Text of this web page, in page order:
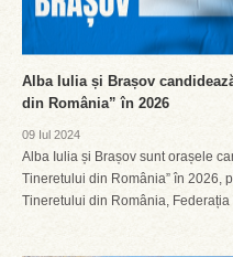
Alba Iulia și Brașov
din România” în 2026
09 Iul 2024
Alba Iulia și Brașov sunt orașele
Tineretului din România” în 2026,
Tineretului din România,